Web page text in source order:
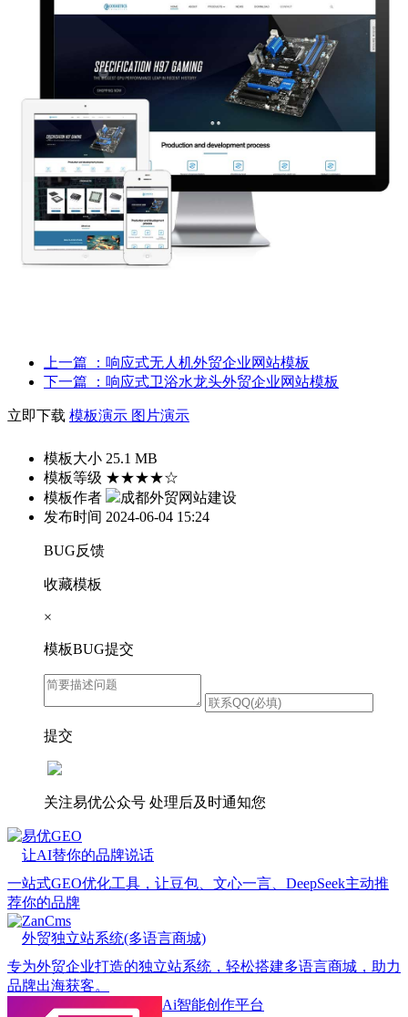
上一篇
：响应式无人机外贸企业网站模板
下一篇
：响应式卫浴水龙头外贸企业网站模板
立即下载 模板演示 图片演示
模板大小 25.1 MB
模板等级 ★★★★☆
模板作者
成都外贸网站建设
发布时间 2024-06-04 15:24
BUG反馈
收藏模板
×
模板BUG提交
提交
关注易优公众号 处理后及时通知您
易优GEO
让AI替你的品牌说话
一站式GEO优化工具，让豆包、文心一言、DeepSeek主动推
荐你的品牌
ZanCms
外贸独立站系统(多语言商城)
专为外贸企业打造的独立站系统，轻松搭建多语言商城，助力
品牌出海获客。
Ai智能创作平台